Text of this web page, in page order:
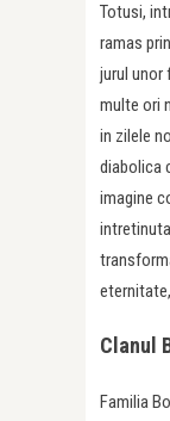
Totusi,
ramas
jurul unor
multe ori
in zilele
diabolica
imagine
Clanul
Familia